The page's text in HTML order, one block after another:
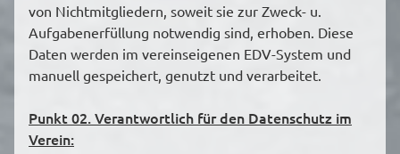
von Nichtmitgliedern, soweit sie zur Zweck- u.
Aufgabenerfüllung notwendig sind, erhoben. Diese
Daten werden im vereinseigenen EDV-System und
manuell gespeichert, genutzt und verarbeitet.
Punkt 02. Verantwortlich für den Datenschutz im
Verein: